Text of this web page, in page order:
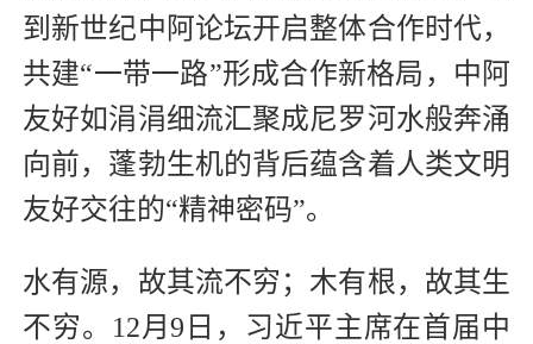
到新世纪中阿论坛开启整体合作时代，
共建“一带一路”形成合作新格局，中阿
友好如涓涓细流汇聚成尼罗河水般奔涌
向前，蓬勃生机的背后蕴含着人类文明
友好交往的“精神密码”。
水有源，故其流不穷；木有根，故其生
不穷。12月9日，习近平主席在首届中